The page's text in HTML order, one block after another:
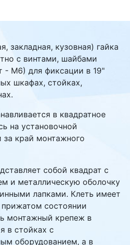
закладная, кузовная) гайка
с винтами, шайбами
- М6) для фиксации в 19"
шкафах, стойках,
в квадратное
на установочной
за край монтажного
собой квадрат с
и металлическую оболочку
лапками. Клеть имеет
состоянии
монтажный крепеж в
в стойках с
оборудованием, а в